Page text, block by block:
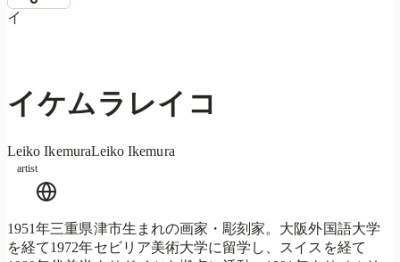
イ
イケムラレイコ
Leiko IkemuraLeiko Ikemura
artist
1951年三重県津市生まれの画家・彫刻家。大阪外国語大学
を経て1972年セビリア美術大学に留学し、スイスを経て